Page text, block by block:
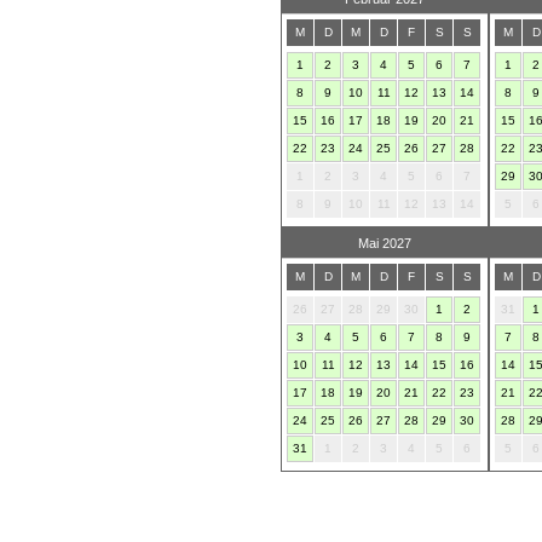
M D M D F S S
1 2 3 4 5 6 7
8 9 10 11 12 13 14
15 16 17 18 19 20 21
22 23 24 25 26 27 28
1 2 3 4 5 6 7
8 9 10 11 12 13 14
M D
1 2
8 9
15 16
22 23
29 30
5 6
Mai 2027
M D M D F S S
26 27 28 29 30 1 2
3 4 5 6 7 8 9
10 11 12 13 14 15 16
17 18 19 20 21 22 23
24 25 26 27 28 29 30
31 1 2 3 4 5 6
M D
31 1
7 8
14 15
21 22
28 29
5 6